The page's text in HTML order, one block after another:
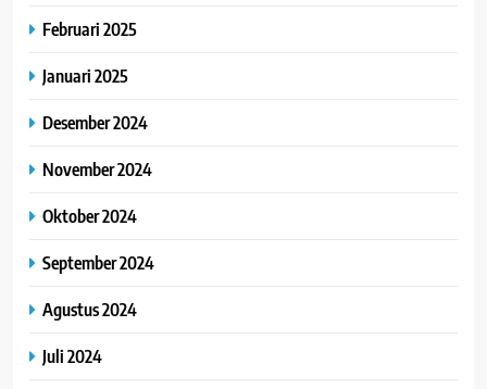
Februari 2025
Januari 2025
Desember 2024
November 2024
Oktober 2024
September 2024
Agustus 2024
Juli 2024